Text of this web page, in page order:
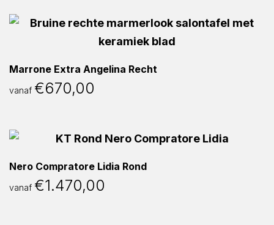
Marrone Extra Angelina Recht
vanaf €670,00
Nero Compratore Lidia Rond
vanaf €1.470,00